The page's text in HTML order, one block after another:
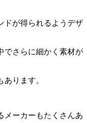
ドが得られるようデザ
でさらに細かく素材が
ります。
メーカーもたくさんあ